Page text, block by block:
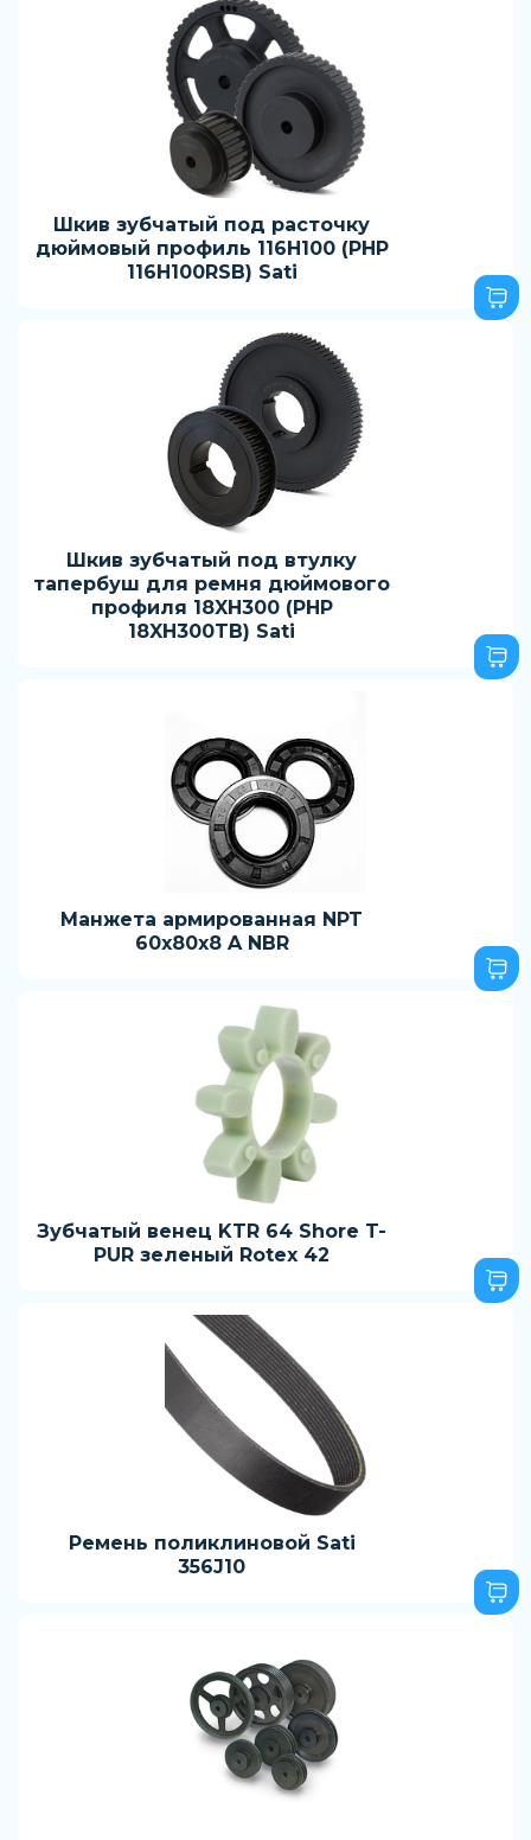
Шкив зубчатый под расточку
дюймовый профиль 116H100 (PHP
116H100RSB) Sati
Шкив зубчатый под втулку
тапербуш для ремня дюймового
профиля 18XH300 (PHP
18XH300TB) Sati
Манжета армированная NPT
60x80x8 A NBR
Зубчатый венец KTR 64 Shore T-
PUR зеленый Rotex 42
Ремень поликлиновой Sati
356J10